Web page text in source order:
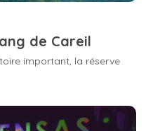
de Careil
important, la réserve